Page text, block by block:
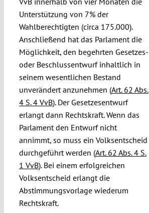
Unterstützung von 7% der
Wahlberechtigten (circa 175.000).
Anschließend hat das Parlament die
Möglichkeit, den begehrten Gesetzes-
oder Beschlussentwurf inhaltlich in
seinem wesentlichen Bestand
unverändert anzunehmen (Art. 62 Abs.
4 S. 4 VvB). Der Gesetzesentwurf
erlangt dann Rechtskraft. Wenn das
Parlament den Entwurf nicht
annimmt, so muss ein Volksentscheid
durchgeführt werden (Art. 62 Abs. 4 S.
1 VvB). Bei einem erfolgreichen
Volksentscheid erlangt die
Abstimmungsvorlage wiederum
Rechtskraft.